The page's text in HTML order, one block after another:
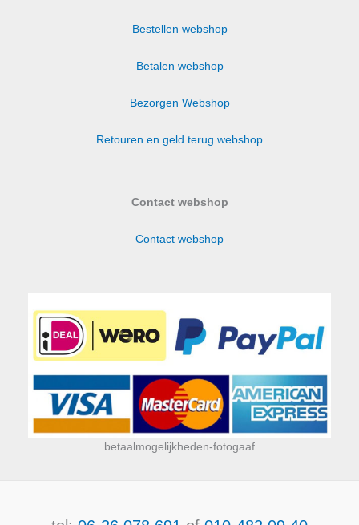
Bestellen webshop
Betalen webshop
Bezorgen Webshop
Retouren en geld terug webshop
Contact webshop
Contact webshop
betaalmogelijkheden-fotogaaf